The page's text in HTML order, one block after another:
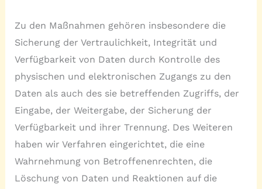
Zu den Maßnahmen gehören insbesondere die
Sicherung der Vertraulichkeit, Integrität und
Verfügbarkeit von Daten durch Kontrolle des
physischen und elektronischen Zugangs zu den
Daten als auch des sie betreffenden Zugriffs, der
Eingabe, der Weitergabe, der Sicherung der
Verfügbarkeit und ihrer Trennung. Des Weiteren
haben wir Verfahren eingerichtet, die eine
Wahrnehmung von Betroffenenrechten, die
Löschung von Daten und Reaktionen auf die